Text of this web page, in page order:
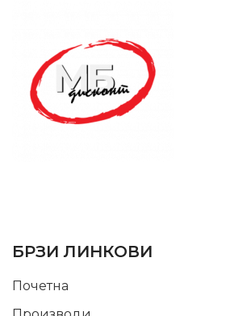
БРЗИ ЛИНКОВИ
Почетна